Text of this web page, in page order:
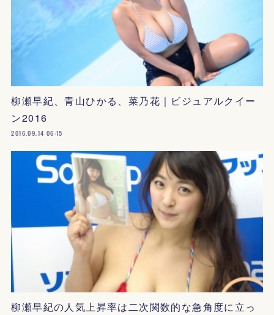
柳瀬早紀、青山ひかる、菜乃花｜ビジュアルクイー
ン2016
2016.09.14 06:15
柳瀬早紀の人気上昇率は二次関数的な急角度に立っ